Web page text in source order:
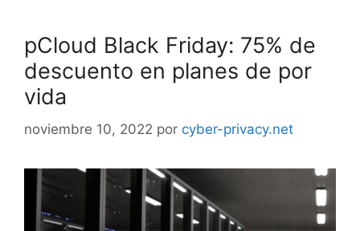
pCloud Black Friday: 75% de
descuento en planes de por
vida
noviembre 10, 2022 por cyber-privacy.net